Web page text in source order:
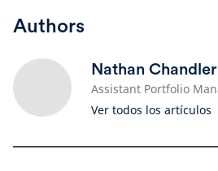
Authors
Nathan Chandler
Ver todos los artículos